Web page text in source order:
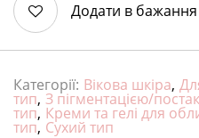
Додати в бажання
Категорії: Вікова шкіра,
тип, З пігментацією/
тип, Креми та гелі для
тип, Сухий тип